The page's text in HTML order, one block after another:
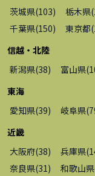
茨城県(103) 栃木県(
千葉県(150) 東京都(
信越・北陸
新潟県(38) 富山県(
東海
愛知県(39) 岐阜県(
近畿
大阪府(38) 兵庫県(
奈良県(31 ) 和歌山県